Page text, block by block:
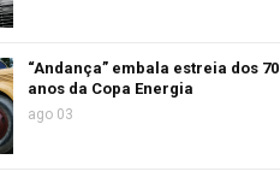
“Andança” embala estreia dos 70
anos da Copa Energia
ago 03